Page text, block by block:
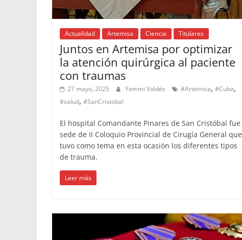
Actualidad Artemisa Ciencia Titulares
Juntos en Artemisa por optimizar
la atención quirúrgica al paciente
con traumas
27 mayo, 2025 Yemmi Valdés #Artemisa, #Cuba,
#salud, #SanCristobal
El hospital Comandante Pinares de San Cristóbal fue
sede de II Coloquio Provincial de Cirugía General que
tuvo como tema en esta ocasión los diferentes tipos
de trauma.
Leer más